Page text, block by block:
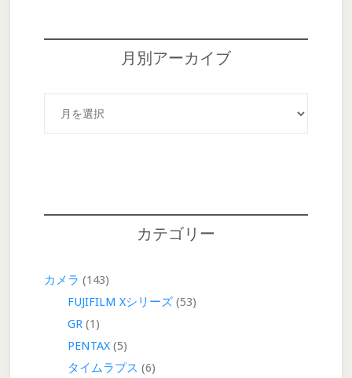
月別アーカイブ
カテゴリー
カメラ (143)
FUJIFILM Xシリーズ(53)
GR(1)
PENTAX(5)
タイムラプス (6)